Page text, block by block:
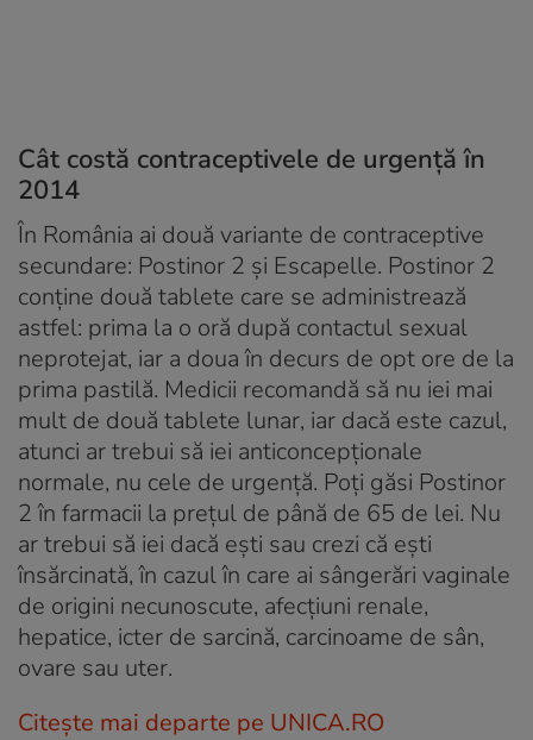
Cât costă contraceptivele de urgenţă în
2014
În România ai două variante de contraceptive
secundare: Postinor 2 şi Escapelle. Postinor 2
conţine două tablete care se administrează
astfel: prima la o oră după contactul sexual
neprotejat, iar a doua în decurs de opt ore de la
prima pastilă. Medicii recomandă să nu iei mai
mult de două tablete lunar, iar dacă este cazul,
atunci ar trebui să iei anticoncepţionale
normale, nu cele de urgenţă. Poţi găsi Postinor
2 în farmacii la preţul de până de 65 de lei. Nu
ar trebui să iei dacă eşti sau crezi că eşti
însărcinată, în cazul în care ai sângerări vaginale
de origini necunoscute, afecţiuni renale,
hepatice, icter de sarcină, carcinoame de sân,
ovare sau uter.
Citește mai departe pe UNICA.RO